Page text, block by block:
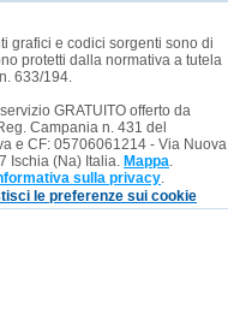
grafici e codici sorgenti sono di
protetti dalla normativa a tutela
633/194.
GRATUITO offerto da
Campania n. 431 del
e CF: 05706061214 - Via Nuova
Ischia (Na) Italia. Mappa.
sulla privacy.
le preferenze sui cookie